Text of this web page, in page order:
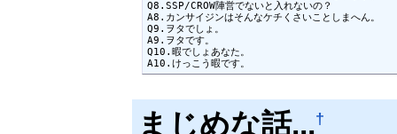
Q8.SSP/CROW陣営でないと入れないの？
A8.カンサイジンはそんなケチくさいことしまへん。
Q9.ヲタでしょ。
A9.ヲタです。
Q10.暇でしょあなた。
A10.けっこう暇です。
まじめな話...†